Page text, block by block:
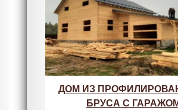
ДОМ ИЗ
БРУСА С